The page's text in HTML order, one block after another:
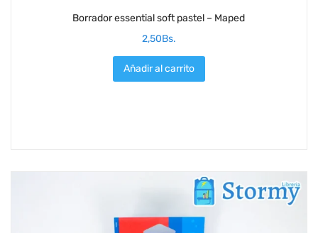
Borrador essential soft pastel – Maped
2,50Bs.
Añadir al carrito